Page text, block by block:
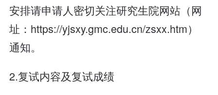
安排请申请人密切关注研究生院网站（网
址：https://yjsxy.gmc.edu.cn/zsxx.htm）
通知。
2.复试内容及复试成绩